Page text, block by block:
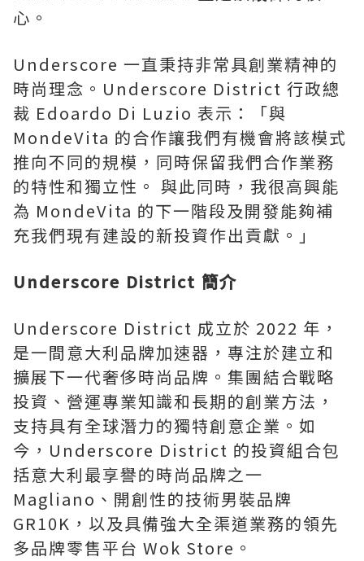
心。
Underscore 一直秉持非常具創業精神的
時尚理念。Underscore District 行政總
裁 Edoardo Di Luzio 表示：「與
MondeVita 的合作讓我們有機會將該模式
推向不同的規模，同時保留我們合作業務
的特性和獨立性。 與此同時，我很高興能
為 MondeVita 的下一階段及開發能夠補
充我們現有建設的新投資作出貢獻。」
Underscore District 簡介
Underscore District 成立於 2022 年，
是一間意大利品牌加速器，專注於建立和
擴展下一代奢侈時尚品牌。集團結合戰略
投資、營運專業知識和長期的創業方法，
支持具有全球潛力的獨特創意企業。如
今，Underscore District 的投資組合包
括意大利最享譽的時尚品牌之一
Magliano、開創性的技術男裝品牌
GR10K，以及具備強大全渠道業務的領先
多品牌零售平台 Wok Store。